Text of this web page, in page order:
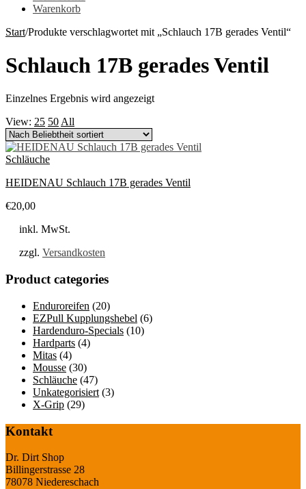
Warenkorb
Start/Produkte verschlagwortet mit „Schlauch 17B gerades Ventil“
Schlauch 17B gerades Ventil
Einzelnes Ergebnis wird angezeigt
View: 25 50 All
Schläuche
HEIDENAU Schlauch 17B gerades Ventil
€20,00
inkl. MwSt.
zzgl. Versandkosten
Product categories
Enduroreifen (20)
EZPull Kupplungshebel (6)
Hardenduro-Specials (10)
Hardparts (4)
Mitas (4)
Mousse (30)
Schläuche (47)
Unkategorisiert (3)
X-Grip (29)
Kontakt
Dr. Dirt Shop
Billingerstrasse 28
78078 Niedereschach